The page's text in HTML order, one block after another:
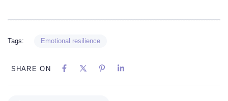
Tags: Emotional resilience
SHARE ON